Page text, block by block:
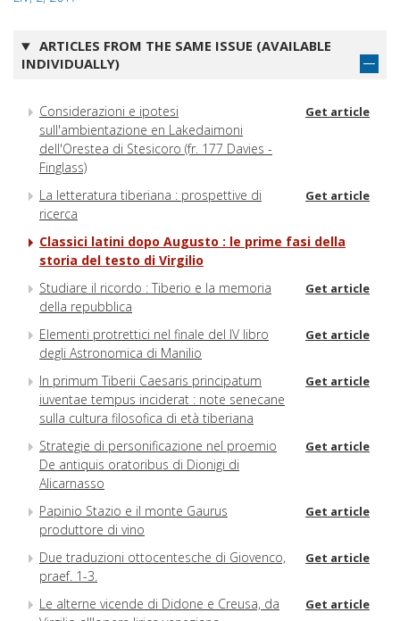
ARTICLES FROM THE SAME ISSUE (AVAILABLE
INDIVIDUALLY)
Considerazioni e ipotesi
sull'ambientazione en Lakedaimoni
dell'Orestea di Stesicoro (fr. 177 Davies -
Finglass)
Get article
La letteratura tiberiana : prospettive di
ricerca
Get article
Classici latini dopo Augusto : le prime fasi della
storia del testo di Virgilio
Studiare il ricordo : Tiberio e la memoria
della repubblica
Get article
Elementi protrettici nel finale del IV libro
degli Astronomica di Manilio
Get article
In primum Tiberii Caesaris principatum
iuventae tempus inciderat : note senecane
sulla cultura filosofica di età tiberiana
Get article
Strategie di personificazione nel proemio
De antiquis oratoribus di Dionigi di
Alicarnasso
Get article
Papinio Stazio e il monte Gaurus
produttore di vino
Get article
Due traduzioni ottocentesche di Giovenco,
praef. 1-3.
Get article
Le alterne vicende di Didone e Creusa, da
Get article